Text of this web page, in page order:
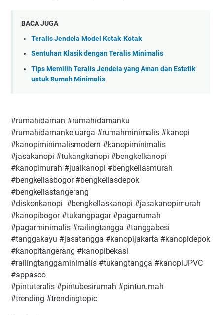
BACA JUGA
Teralis Jendela Model Kotak-Kotak
Sentuhan Klasik dengan Teralis Minimalis
Tips Memilih Teralis Jendela yang Aman dan Estetik
untuk Rumah Minimalis
#rumahidaman #rumahidamanku
#rumahidamankeluarga #rumahminimalis #kanopi
#kanopiminimalismodern #kanopiminimalis
#jasakanopi #tukangkanopi #bengkelkanopi
#kanopimurah #jualkanopi #bengkellasmurah
#bengkellasbogor #bengkellasdepok
#bengkellastangerang
#diskonkanopi #bengkellaskanopi #jasakanopimurah
#kanopibogor #tukangpagar #pagarrumah
#pagarminimalis #railingtangga #tanggabesi
#tanggakayu #jasatangga #kanopijakarta #kanopidepok
#kanopitangerang #kanopibekasi
#railingtanggaminimalis #tukangtangga #kanopiUPVC
#appasco
#pintuteralis #pintubesirumah #pinturumah
#trending #trendingtopic